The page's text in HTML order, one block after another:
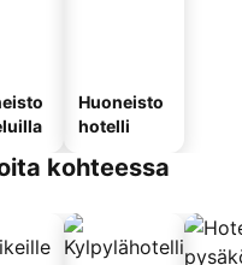
Huoneisto
hotelli
kohteessa